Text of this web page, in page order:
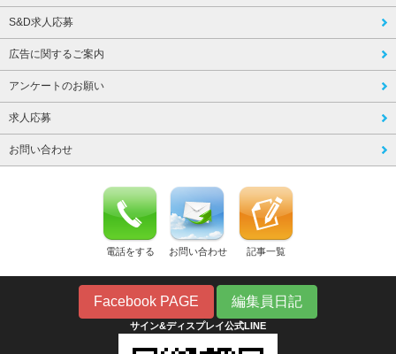
S&D求人応募
広告に関するご案内
アンケートのお願い
求人応募
お問い合わせ
電話をする お問い合わせ 記事一覧
Facebook PAGE 編集員日記
サイン&ディスプレイ公式LINE